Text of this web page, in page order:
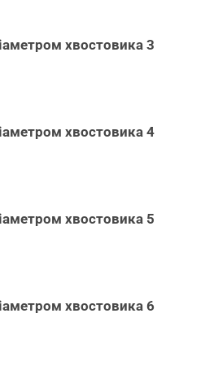
хвостовика 3
хвостовика 4
хвостовика 5
хвостовика 6